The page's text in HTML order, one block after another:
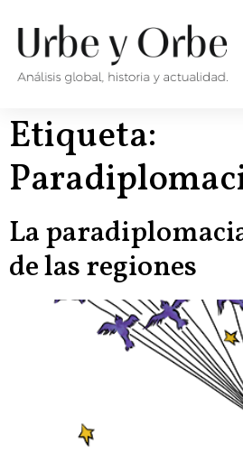
Etiqueta:
La
de las regiones